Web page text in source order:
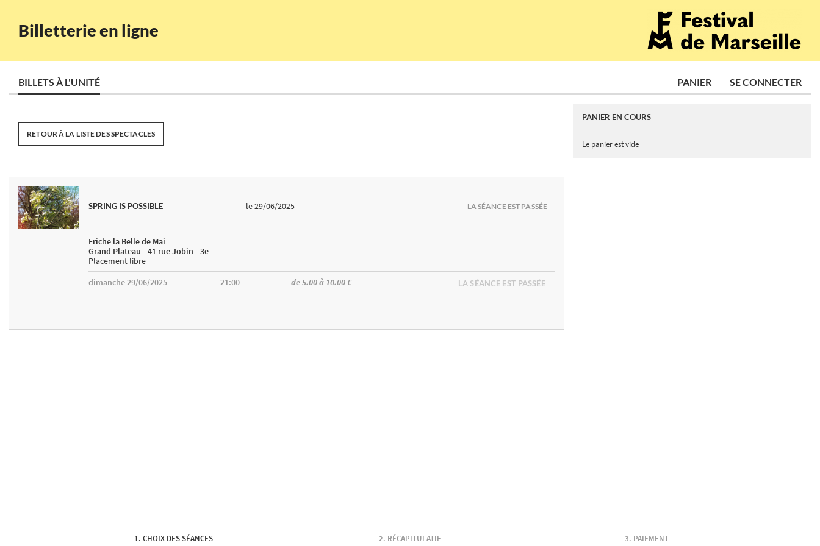
Billetterie en ligne
BILLETS À L'UNITÉ PANIER SE CONNECTER
RETOUR À LA LISTE DES SPECTACLES
SPRING IS POSSIBLE le 29/06/2025 LA SÉANCE EST PASSÉE
Friche la Belle de Mai
Grand Plateau - 41 rue Jobin - 3e
Placement libre
dimanche 29/06/2025
21:00 de 5.00 à 10.00 € LA SÉANCE EST PASSÉE
PANIER EN COURS
Le panier est vide
CHOIX DES SÉANCES RÉCAPITULATIF PAIEMENT